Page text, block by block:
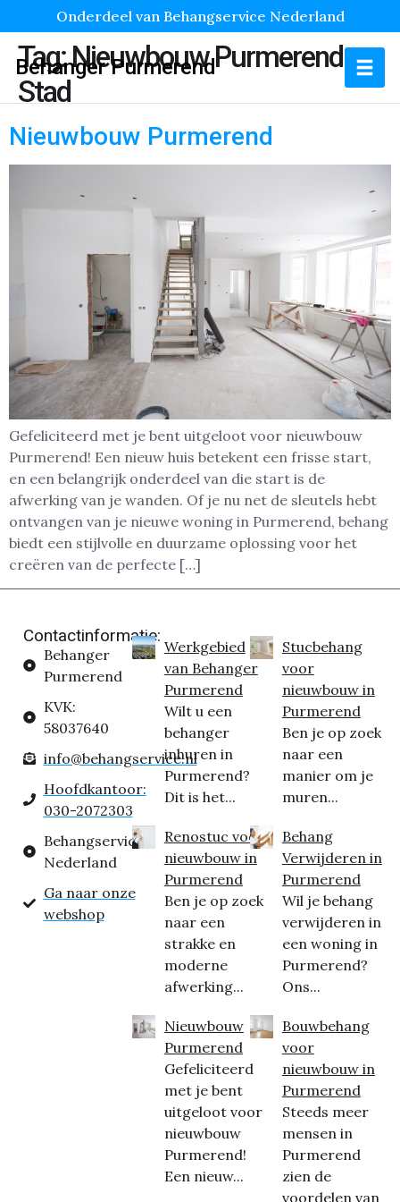
Onderdeel van Behangservice Nederland
Behanger Purmerend
Tag:Nieuwbouw Purmerend
Stad
Nieuwbouw Purmerend
Gefeliciteerd met je bent uitgeloot voor nieuwbouw
Purmerend! Een nieuw huis betekent een frisse start,
en een belangrijk onderdeel van die start is de
afwerking van je wanden. Of je nu net de sleutels hebt
ontvangen van je nieuwe woning in Purmerend, behang
biedt een stijlvolle en duurzame oplossing voor het
creëren van de perfecte […]
Contactinformatie:
Behanger
Purmerend
KVK:
58037640
info@behangservice.nl
Hoofdkantoor:
030-2072303
Behangservice
Nederland
Ga naar onze
webshop
Werkgebied
van Behanger
Purmerend
Wilt u een
behanger
inhuren in
Purmerend?
Dit is het...
Renostuc voor
nieuwbouw in
Purmerend
Ben je op zoek
naar een
strakke en
moderne
afwerking...
Nieuwbouw
Purmerend
Gefeliciteerd
met je bent
uitgeloot voor
nieuwbouw
Purmerend!
Een nieuw...
Stucbehang
voor
nieuwbouw in
Purmerend
Ben je op zoek
naar een
manier om je
muren...
Behang
Verwijderen in
Purmerend
Wil je behang
verwijderen in
een woning in
Purmerend?
Ons...
Bouwbehang
voor
nieuwbouw in
Purmerend
Steeds meer
mensen in
Purmerend
zien de
voordelen van